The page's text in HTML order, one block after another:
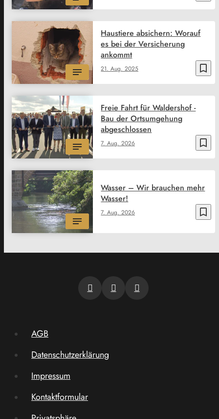
bookmark_border
21. Aug. 2025
Haustiere absichern: Worauf
es bei der Versicherung
ankommt
bookmark_border
7. Aug. 2026
Freie Fahrt für Waldershof -
Bau der Ortsumgehung
abgeschlossen
bookmark_border
7. Aug. 2026
Wasser – Wir brauchen mehr
Wasser!
AGB
Datenschutzerklärung
Impressum
Kontaktformular